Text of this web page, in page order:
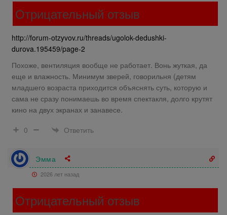
Отрицательный отзыв
http://forum-otzyvov.ru/threads/ugolok-dedushki-
durova.195459/page-2
Похоже, вентиляция вообще не работает. Вонь жуткая, да
еще и влажность. Минимум зверей, говорильня (детям
младшего возраста приходится объяснять суть, которую и
сама не сразу понимаешь во время спектакля, долго крутят
кино на двух экранах и занавесе.
0
Ответить
Эмма
2026 лет назад
Отрицательный отзыв